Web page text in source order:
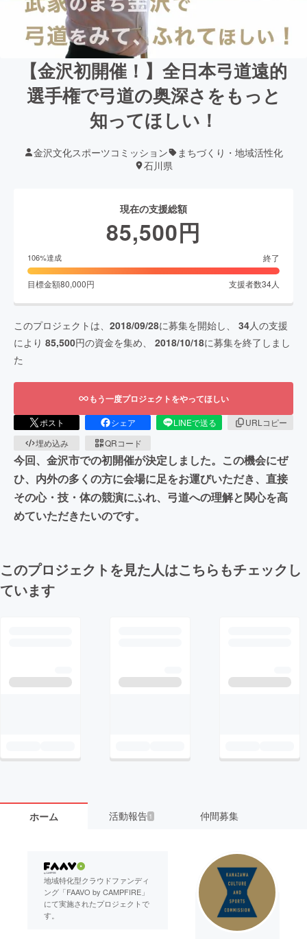
【金沢初開催！】全日本弓道遠的
選手権で弓道の奥深さをもっと
知ってほしい！
金沢文化スポーツコミッション
まちづくり・地域活性化
石川県
現在の支援総額
85,500円
106%達成 終了
目標金額80,000円 支援者数34人
このプロジェクトは、 2018/09/28に募集を開始し、 34人の支援
により 85,500円の資金を集め、 2018/10/18に募集を終了しまし
た
もう一度プロジェクトをやってほしい
ポスト シェア LINEで送る
URLコピー
埋め込み
QRコード
今回、金沢市での初開催が決定しました。この機会にぜ
ひ、内外の多くの方に会場に足をお運びいただき、直接
その心・技・体の競演にふれ、弓道への理解と関心を高
めていただきたいのです。
このプロジェクトを見た人はこちらもチェックし
ています
ホーム 活動報告 1 仲間募集
地域特化型クラウドファンディ
ング「FAAVO by CAMPFIRE」
にて実施されたプロジェクトで
す。